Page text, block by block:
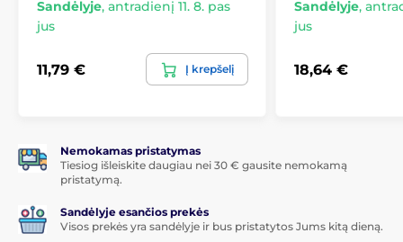
Preciziškas apdorojimas
Puikiai tinkantis dėklas
1 × ESR grūdintas stiklas
1 × Montavimo rinkinys
Sandėlyje, antradienį 11. 8. pas
jus
11,79 € Į krepšelį
Sandėlyje,
jus
18,64 €
Nemokamas pristatymas
Tiesiog išleiskite daugiau nei 30 € gausite nemokamą
pristatymą.
Sandėlyje esančios prekės
Visos prekės yra sandėlyje ir bus pristatytos Jums kitą dieną.